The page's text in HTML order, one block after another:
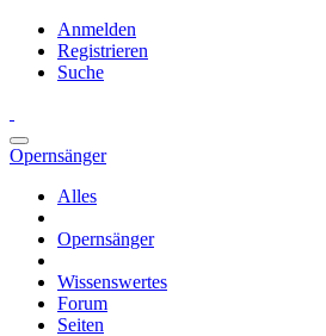
Anmelden
Registrieren
Suche
Opernsänger
Alles
Opernsänger
Wissenswertes
Forum
Seiten